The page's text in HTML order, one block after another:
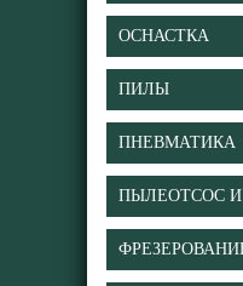
ОСНАСТКА
ПИЛЫ
ПНЕВМАТИКА
ПЫЛЕОТСОС